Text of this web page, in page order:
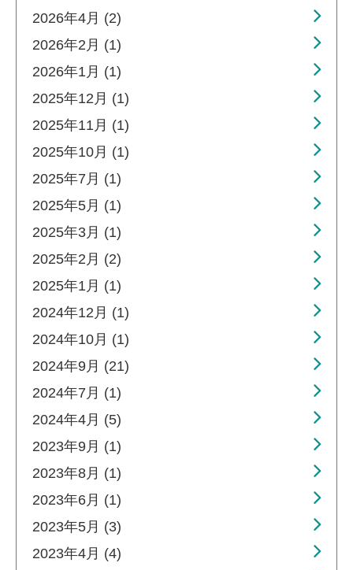
2026年4月 (2)
2026年2月 (1)
2026年1月 (1)
2025年12月 (1)
2025年11月 (1)
2025年10月 (1)
2025年7月 (1)
2025年5月 (1)
2025年3月 (1)
2025年2月 (2)
2025年1月 (1)
2024年12月 (1)
2024年10月 (1)
2024年9月 (21)
2024年7月 (1)
2024年4月 (5)
2023年9月 (1)
2023年8月 (1)
2023年6月 (1)
2023年5月 (3)
2023年4月 (4)